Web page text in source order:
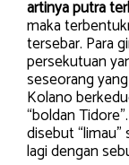
artinya putra
maka
tersebar. Para
persekutuan
seseorang
Kolano
“boldan
disebut
lagi dengan